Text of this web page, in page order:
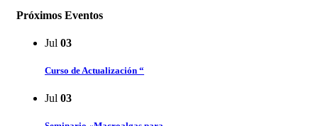
Próximos Eventos
Jul 03
Curso de Actualización “
Jul 03